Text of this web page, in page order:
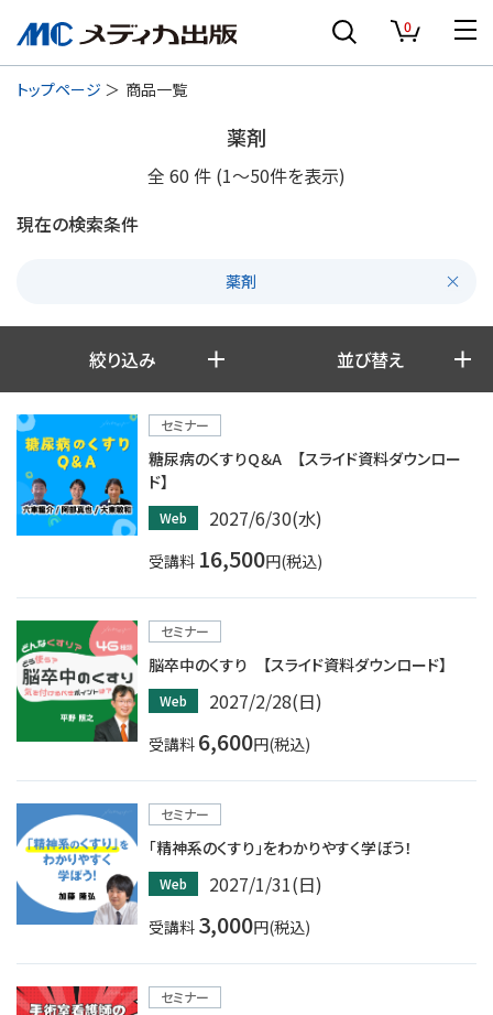
0
トップページ 商品一覧
薬剤
全 60 件 (1〜50件を表示)
現在の検索条件
薬剤
絞り込み 並び替え
セミナー
糖尿病のくすりQ＆A 【スライド資料ダウンロー
ド】
Web 2027/6/30(水)
受講料 16,500円(税込)
セミナー
脳卒中のくすり 【スライド資料ダウンロード】
Web 2027/2/28(日)
受講料 6,600円(税込)
セミナー
「精神系のくすり」をわかりやすく学ぼう！
Web 2027/1/31(日)
受講料 3,000円(税込)
セミナー